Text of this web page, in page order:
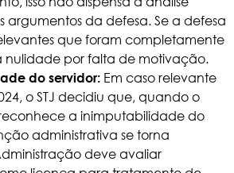
argumentos da defesa. Se a defesa
que foram completamente
nulidade por falta de motivação.
do servidor: Em caso relevante
o STJ decidiu que, quando o
a inimputabilidade do
administrativa se torna
deve avaliar